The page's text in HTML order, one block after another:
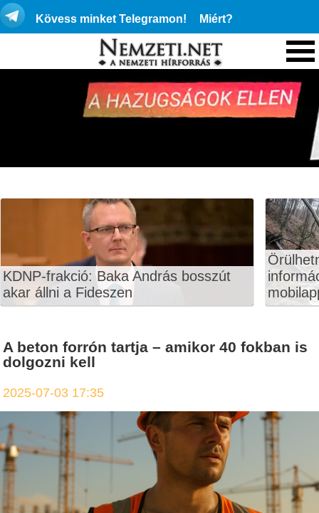
Kövess minket Telegramon! Miért?
KDNP-frakció: Baka András bosszút
akar állni a Fideszen
A beton forrón tartja – amikor 40 fokban is
dolgozni kell
2025-07-03 17:35